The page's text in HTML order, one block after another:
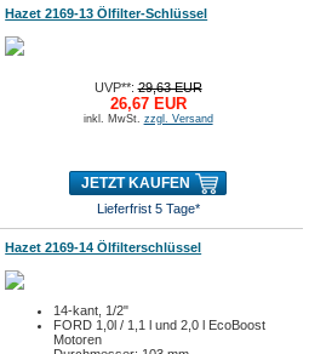
Hazet 2169-13 Ölfilter-Schlüssel
UVP**:29,63 EUR
26,67 EUR
inkl. MwSt. zzgl. Versand
JETZT KAUFEN
Lieferfrist 5 Tage*
Hazet 2169-14 Ölfilterschlüssel
14-kant, 1/2"
FORD 1,0l / 1,1 l und 2,0 l EcoBoost
Motoren